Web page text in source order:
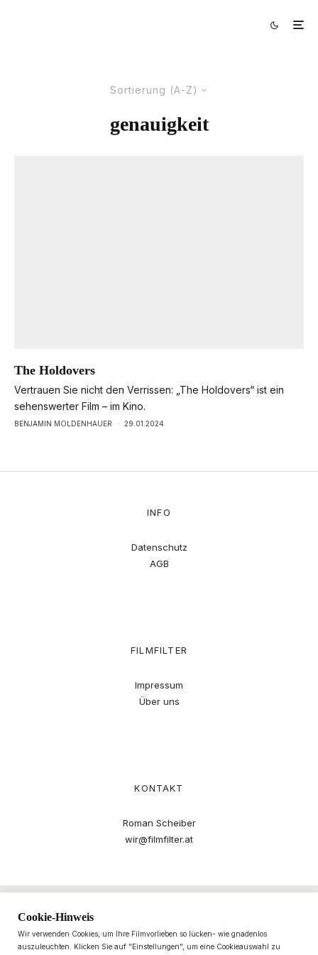
Sortierung (A-Z)
genauigkeit
The Holdovers
Vertrauen Sie nicht den Verrissen: „The Holdovers“ ist ein
sehenswerter Film – im Kino.
BENJAMIN MOLDENHAUER · 29.01.2024
INFO
Datenschutz
AGB
FILMFILTER
Impressum
Über uns
KONTAKT
Roman Scheiber
wir@filmfilter.at
Cookie-Hinweis
Wir verwenden Cookies, um Ihre Filmvorlieben so lücken- wie gnadenlos
auszuleuchten. Klicken Sie auf "Einstellungen", um eine Cookieauswahl zu